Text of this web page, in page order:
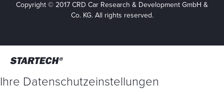
Copyright © 2017 CRD Car Research & Development GmbH &
Co. KG. All rights reserved.
Ihre Datenschutzeinstellungen